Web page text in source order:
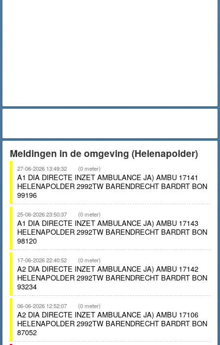
Meldingen in de omgeving (Helenapolder)
27-06-2026 13:49:32 (0 meter)
A1 DIA DIRECTE INZET AMBULANCE JA) AMBU 17141
HELENAPOLDER 2992TW BARENDRECHT BARDRT BON
99196
25-06-2026 23:50:37 (0 meter)
A1 DIA DIRECTE INZET AMBULANCE JA) AMBU 17143
HELENAPOLDER 2992TW BARENDRECHT BARDRT BON
98120
17-06-2026 22:40:52 (0 meter)
A2 DIA DIRECTE INZET AMBULANCE JA) AMBU 17142
HELENAPOLDER 2992TW BARENDRECHT BARDRT BON
93234
06-06-2026 12:52:07 (0 meter)
A2 DIA DIRECTE INZET AMBULANCE JA) AMBU 17106
HELENAPOLDER 2992TW BARENDRECHT BARDRT BON
87052